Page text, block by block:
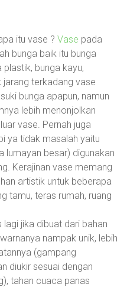
itu vase ?Vase pada
bunga baik itu bunga
plastik, bunga kayu,
jarang terkadang vase
bunga apapun, namun
lebih menonjolkan
vase. Pernah juga
ya tidak masalah yaitu
lumayan besar) digunakan
Kerajinan vase memang
artistik untuk beberapa
tamu, teras rumah, ruang
lagi jika dibuat dari bahan
nampak unik, lebih
(gampang
diukir sesuai dengan
tahan cuaca panas